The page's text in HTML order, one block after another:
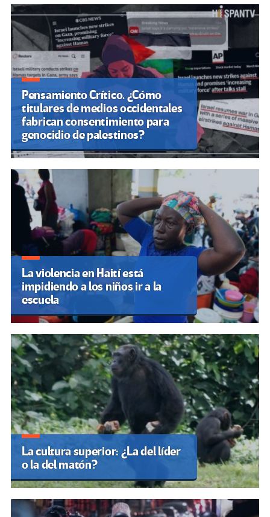
Pensamiento Crítico. ¿Cómo
titulares de medios occidentales
fabrican consentimiento para
genocidio de palestinos?
La violencia en Haití está
impidiendo a los niños ir a la
escuela
La cultura superior: ¿La del líder
o la del matón?